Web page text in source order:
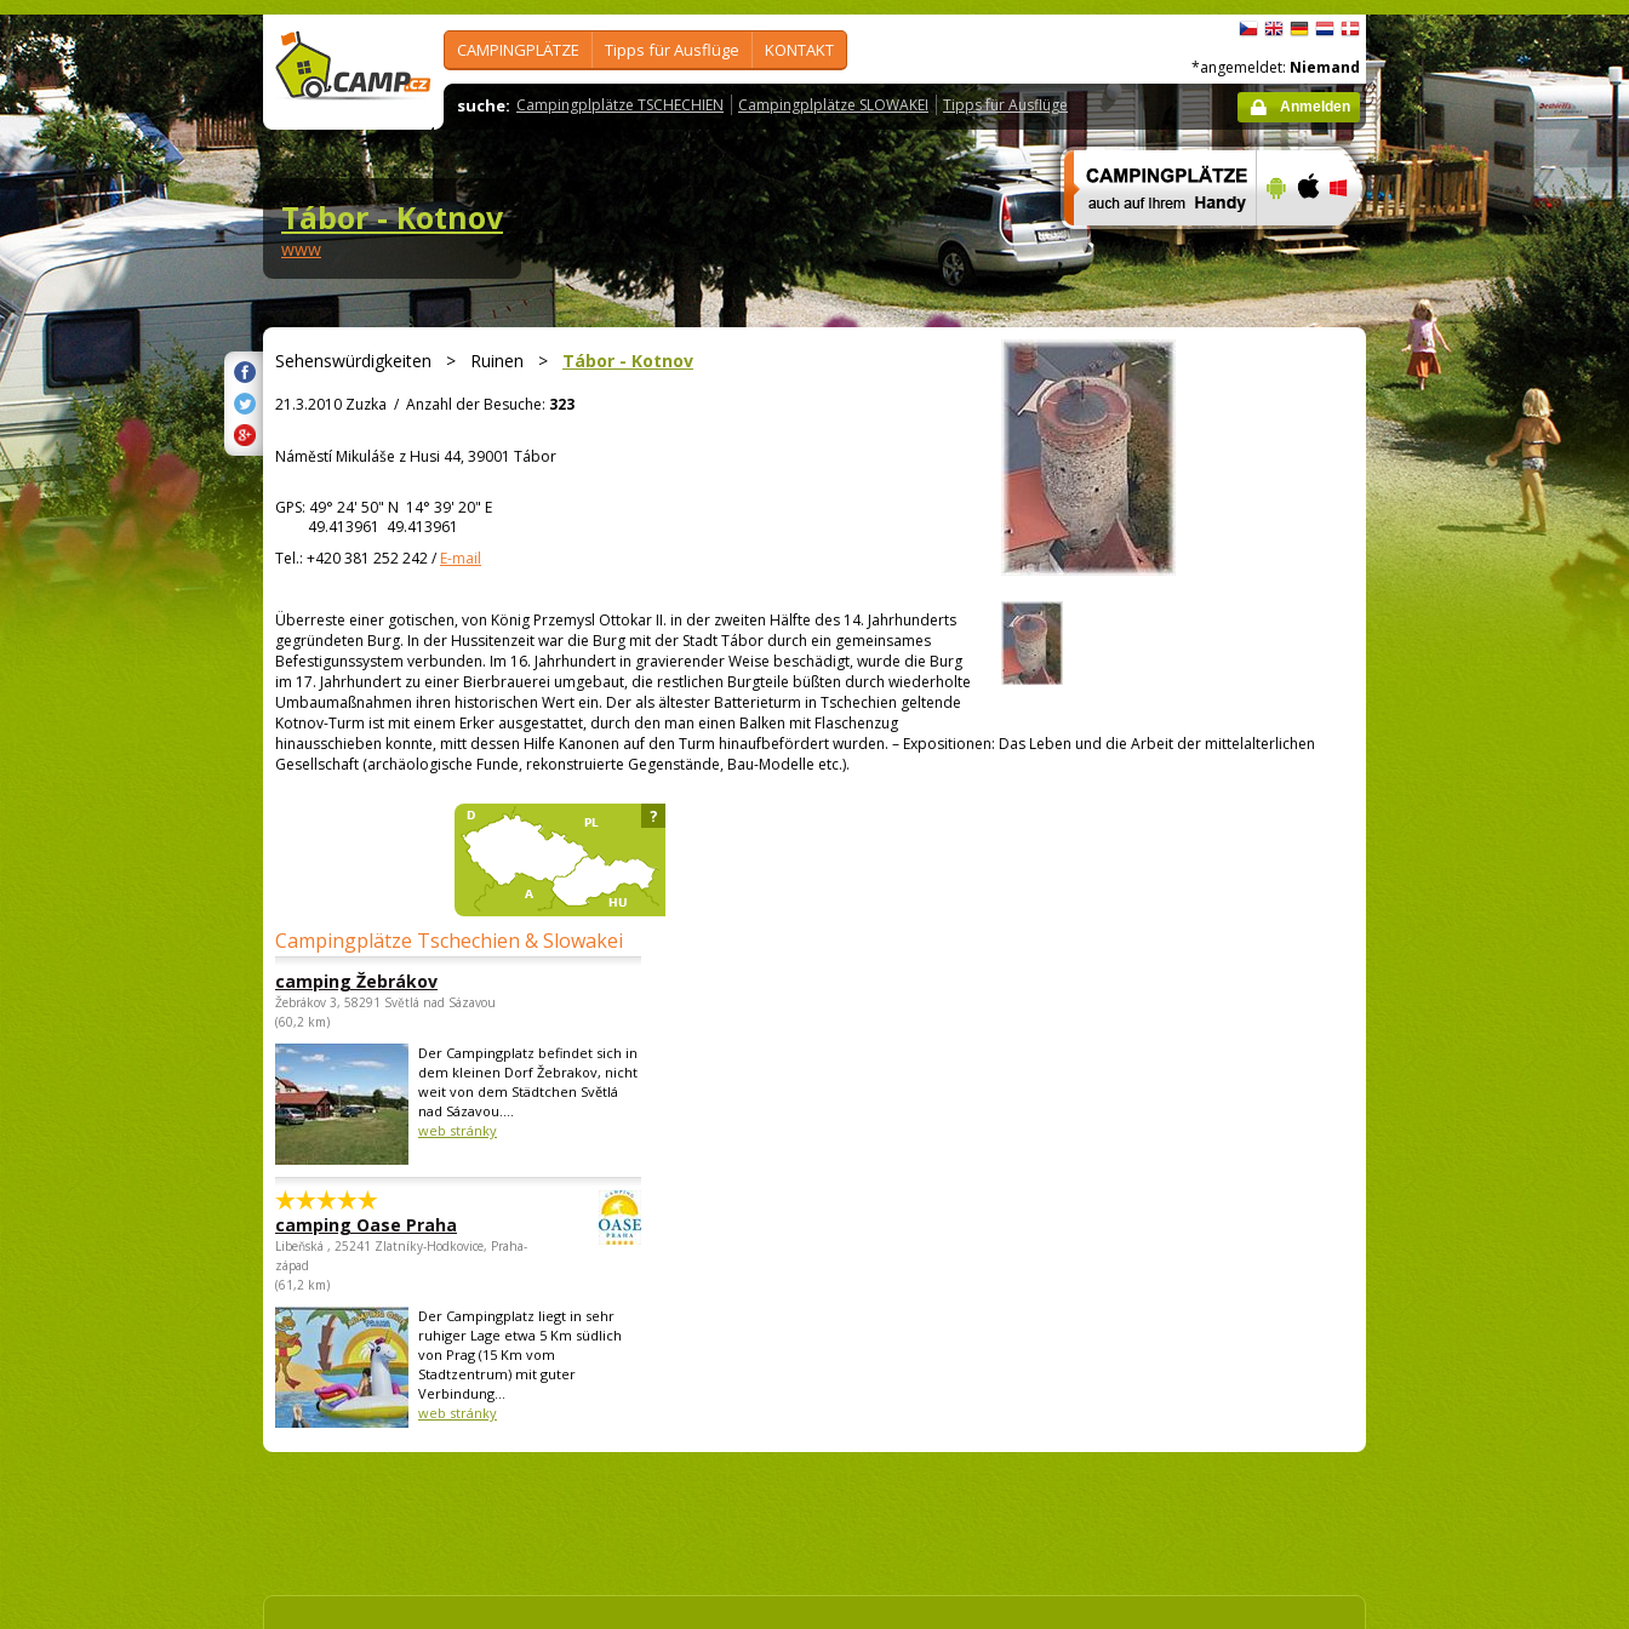
CAMPINGPLÄTZE Tipps für Ausflüge KONTAKT
suche: Campingplplätze TSCHECHIEN Campingplplätze SLOWAKEI Tipps für Ausflüge
*angemeldet: Niemand
Anmelden
Tábor - Kotnov
www
Sehenswürdigkeiten > Ruinen > Tábor - Kotnov
21.3.2010 Zuzka / Anzahl der Besuche: 323
Náměstí Mikuláše z Husi 44, 39001 Tábor
GPS: 49° 24' 50" N 14° 39' 20" E
49.413961 49.413961
Tel.: +420 381 252 242/E-mail
Überreste einer gotischen, von König Przemysl Ottokar II. in der zweiten Hälfte des 14. Jahrhunderts
gegründeten Burg. In der Hussitenzeit war die Burg mit der Stadt Tábor durch ein gemeinsames
Befestigunssystem verbunden. Im 16. Jahrhundert in gravierender Weise beschädigt, wurde die Burg
im 17. Jahrhundert zu einer Bierbrauerei umgebaut, die restlichen Burgteile büßten durch wiederholte
Umbaumaßnahmen ihren historischen Wert ein. Der als ältester Batterieturm in Tschechien geltende
Kotnov-Turm ist mit einem Erker ausgestattet, durch den man einen Balken mit Flaschenzug
hinausschieben konnte, mitt dessen Hilfe Kanonen auf den Turm hinaufbefördert wurden. – Expositionen: Das Leben und die Arbeit der mittelalterlichen
Gesellschaft (archäologische Funde, rekonstruierte Gegenstände, Bau-Modelle etc.).
Campingplätze Tschechien & Slowakei
camping Žebrákov
Žebrákov 3, 58291 Světlá nad Sázavou
(60,2 km)
Der Campingplatz befindet sich in
dem kleinen Dorf Žebrakov, nicht
weit von dem Städtchen Světlá
nad Sázavou....
web stránky
camping Oase Praha
Libeňská , 25241 Zlatníky-Hodkovice, Praha-
západ
(61,2 km)
Der Campingplatz liegt in sehr
ruhiger Lage etwa 5 Km südlich
von Prag (15 Km vom
Stadtzentrum) mit guter
Verbindung...
web stránky
?